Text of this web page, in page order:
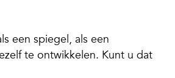
een spiegel, als een
te ontwikkelen. Kunt u dat